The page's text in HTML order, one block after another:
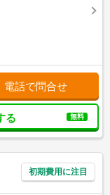
電話で問合せ
る 無料
初期費用に注目